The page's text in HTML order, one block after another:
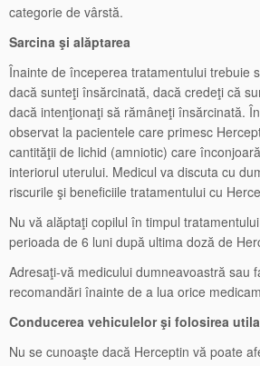
categorie de vârstă.
Sarcina şi alăptarea
Înainte de începerea tratamentului trebuie
dacă sunteţi însărcinată, dacă credeţi că
dacă intenţionaţi să rămâneţi însărcinată.
observat la pacientele care primesc
cantităţii de lichid (amniotic) care
interiorul uterului. Medicul va discuta cu
riscurile şi beneficiile tratamentului cu
Nu vă alăptaţi copilul în timpul
perioada de 6 luni după ultima doză de
Adresaţi-vă medicului dumneavoastră sau
recomandări înainte de a lua orice
Conducerea vehiculelor şi folosirea
Nu se cunoaşte dacă Herceptin vă poate